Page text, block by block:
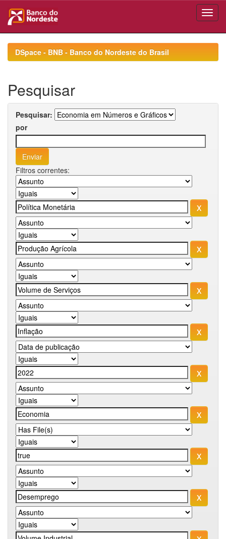
navigationDSpace - BNB - Banco do Nordeste do Brasil
Pesquisar
Pesquisar:
por
Filtros correntes: